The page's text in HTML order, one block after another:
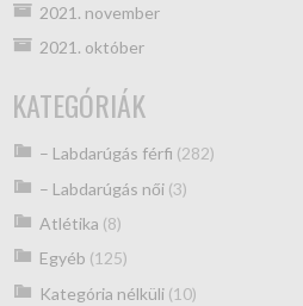
2021. november
2021. október
KATEGÓRIÁK
– Labdarúgás férfi (282)
– Labdarúgás női(3)
Atlétika (8)
Egyéb (125)
Kategória nélküli(10)